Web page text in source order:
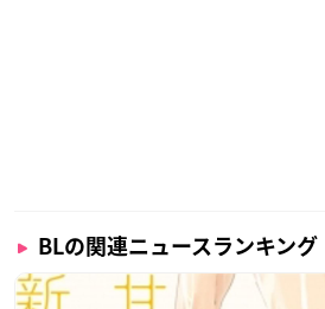
BLの関連ニュースランキング